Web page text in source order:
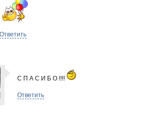
Ответить
С П А С И Б О !!!!
Ответить